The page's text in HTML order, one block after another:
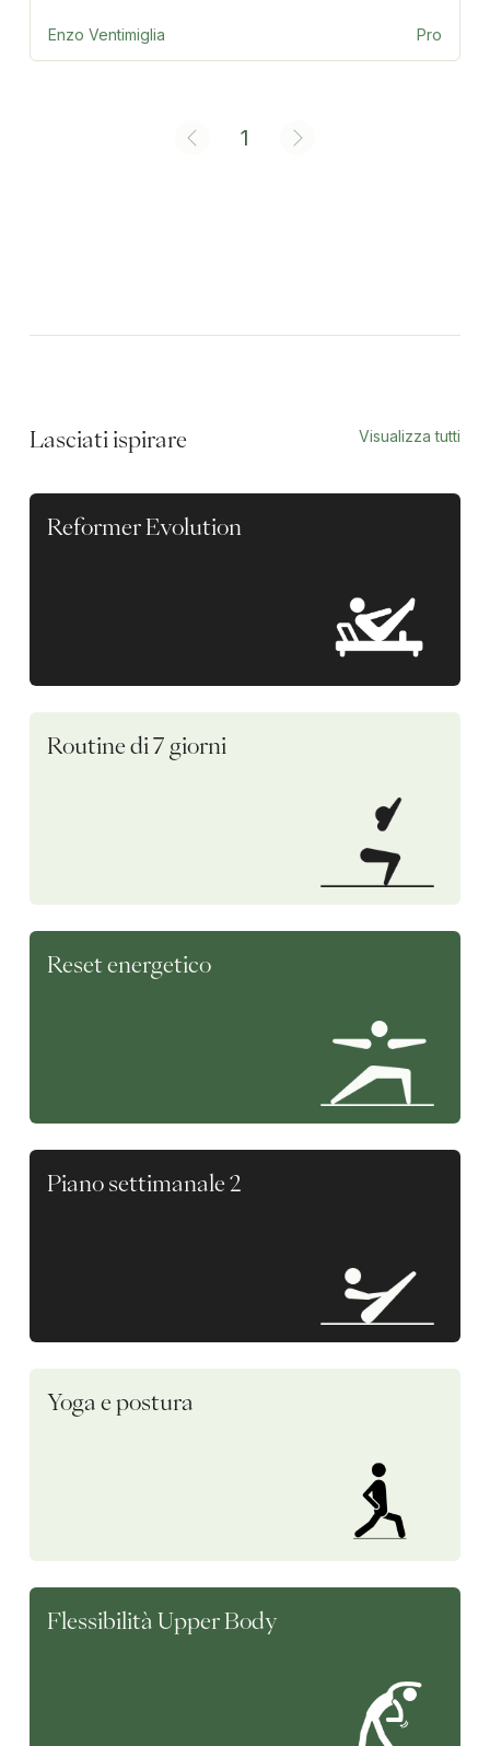
Enzo Ventimiglia Pro
1
Lasciati ispirare Visualizza tutti
Reformer Evolution
Routine di 7 giorni
Reset energetico
Piano settimanale 2
Yoga e postura
Flessibilità Upper Body